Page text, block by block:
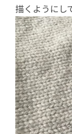
描くようにし